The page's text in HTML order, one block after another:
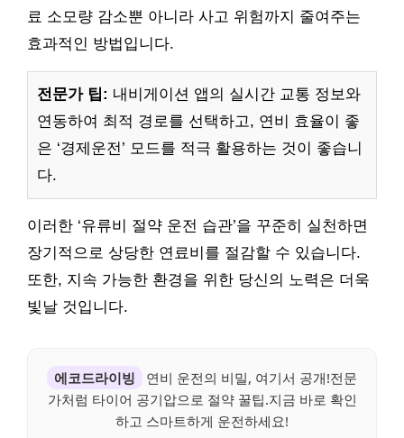
료 소모량 감소뿐 아니라 사고 위험까지 줄여주는
효과적인 방법입니다.
전문가 팁: 내비게이션 앱의 실시간 교통 정보와
연동하여 최적 경로를 선택하고, 연비 효율이 좋
은 ‘경제운전’ 모드를 적극 활용하는 것이 좋습니
다.
이러한 ‘유류비 절약 운전 습관’을 꾸준히 실천하면
장기적으로 상당한 연료비를 절감할 수 있습니다.
또한, 지속 가능한 환경을 위한 당신의 노력은 더욱
빛날 것입니다.
에코드라이빙
연비 운전의 비밀, 여기서 공개!전문
가처럼 타이어 공기압으로 절약 꿀팁.지금 바로 확인
하고 스마트하게 운전하세요!